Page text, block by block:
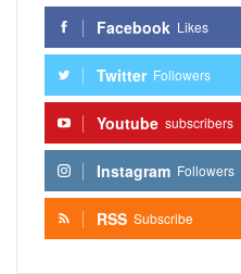
Facebook Likes
Twitter Followers
Youtube subscribers
Instagram Followers
RSS Subscribe